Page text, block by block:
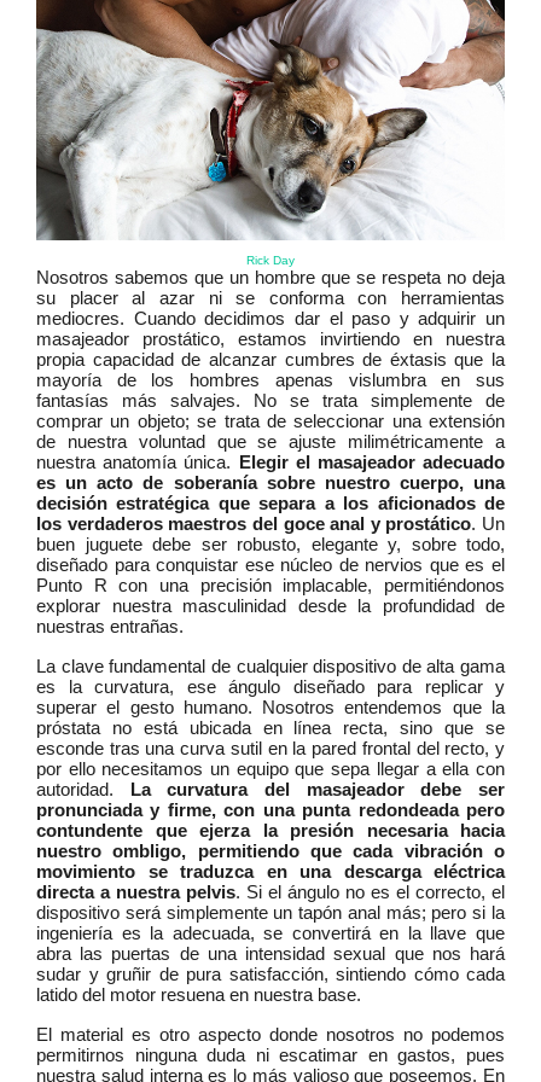
Rick Day
Nosotros sabemos que un hombre que se respeta no deja
su placer al azar ni se conforma con herramientas
mediocres. Cuando decidimos dar el paso y adquirir un
masajeador prostático, estamos invirtiendo en nuestra
propia capacidad de alcanzar cumbres de éxtasis que la
mayoría de los hombres apenas vislumbra en sus
fantasías más salvajes. No se trata simplemente de
comprar un objeto; se trata de seleccionar una extensión
de nuestra voluntad que se ajuste milimétricamente a
nuestra anatomía única. Elegir el masajeador adecuado
es un acto de soberanía sobre nuestro cuerpo, una
decisión estratégica que separa a los aficionados de
los verdaderos maestros del goce anal y prostático. Un
buen juguete debe ser robusto, elegante y, sobre todo,
diseñado para conquistar ese núcleo de nervios que es el
Punto R con una precisión implacable, permitiéndonos
explorar nuestra masculinidad desde la profundidad de
nuestras entrañas.
La clave fundamental de cualquier dispositivo de alta gama
es la curvatura, ese ángulo diseñado para replicar y
superar el gesto humano. Nosotros entendemos que la
próstata no está ubicada en línea recta, sino que se
esconde tras una curva sutil en la pared frontal del recto, y
por ello necesitamos un equipo que sepa llegar a ella con
autoridad. La curvatura del masajeador debe ser
pronunciada y firme, con una punta redondeada pero
contundente que ejerza la presión necesaria hacia
nuestro ombligo, permitiendo que cada vibración o
movimiento se traduzca en una descarga eléctrica
directa a nuestra pelvis. Si el ángulo no es el correcto, el
dispositivo será simplemente un tapón anal más; pero si la
ingeniería es la adecuada, se convertirá en la llave que
abra las puertas de una intensidad sexual que nos hará
sudar y gruñir de pura satisfacción, sintiendo cómo cada
latido del motor resuena en nuestra base.
El material es otro aspecto donde nosotros no podemos
permitirnos ninguna duda ni escatimar en gastos, pues
nuestra salud interna es lo más valioso que poseemos. En